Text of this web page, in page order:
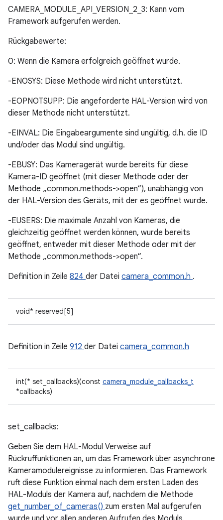
CAMERA_MODULE_API_VERSION_2_3: Kann vom
Framework aufgerufen werden.
Rückgabewerte:
0: Wenn die Kamera erfolgreich geöffnet wurde.
-ENOSYS: Diese Methode wird nicht unterstützt.
-EOPNOTSUPP: Die angeforderte HAL-Version wird von
dieser Methode nicht unterstützt.
-EINVAL: Die Eingabeargumente sind ungültig, d.h. die ID
und/oder das Modul sind ungültig.
-EBUSY: Das Kameragerät wurde bereits für diese
Kamera-ID geöffnet (mit dieser Methode oder der
Methode „common.methods->open“), unabhängig von
der HAL-Version des Geräts, mit der es geöffnet wurde.
-EUSERS: Die maximale Anzahl von Kameras, die
gleichzeitig geöffnet werden können, wurde bereits
geöffnet, entweder mit dieser Methode oder mit der
Methode „common.methods->open“.
Definition in Zeile 824 der Datei camera_common.h .
void* reserved[5]
Definition in Zeile 912 der Datei camera_common.h
int(* set_callbacks)(const camera_module_callbacks_t
*callbacks)
set_callbacks:
Geben Sie dem HAL-Modul Verweise auf
Rückruffunktionen an, um das Framework über asynchrone
Kameramodulereignisse zu informieren. Das Framework
ruft diese Funktion einmal nach dem ersten Laden des
HAL-Moduls der Kamera auf, nachdem die Methode
get_number_of_cameras() zum ersten Mal aufgerufen